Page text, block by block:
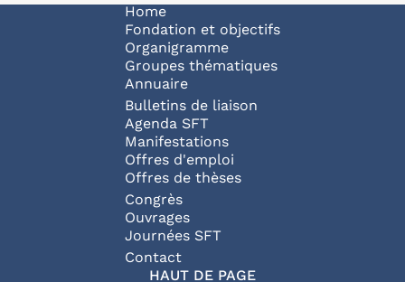
Navigation principale
Home
Fondation et objectifs
Organigramme
Groupes thématiques
Annuaire
Bulletins de liaison
Agenda SFT
Manifestations
Offres d'emploi
Offres de thèses
Congrès
Ouvrages
Journées SFT
Pied de page
Contact
HAUT DE PAGE